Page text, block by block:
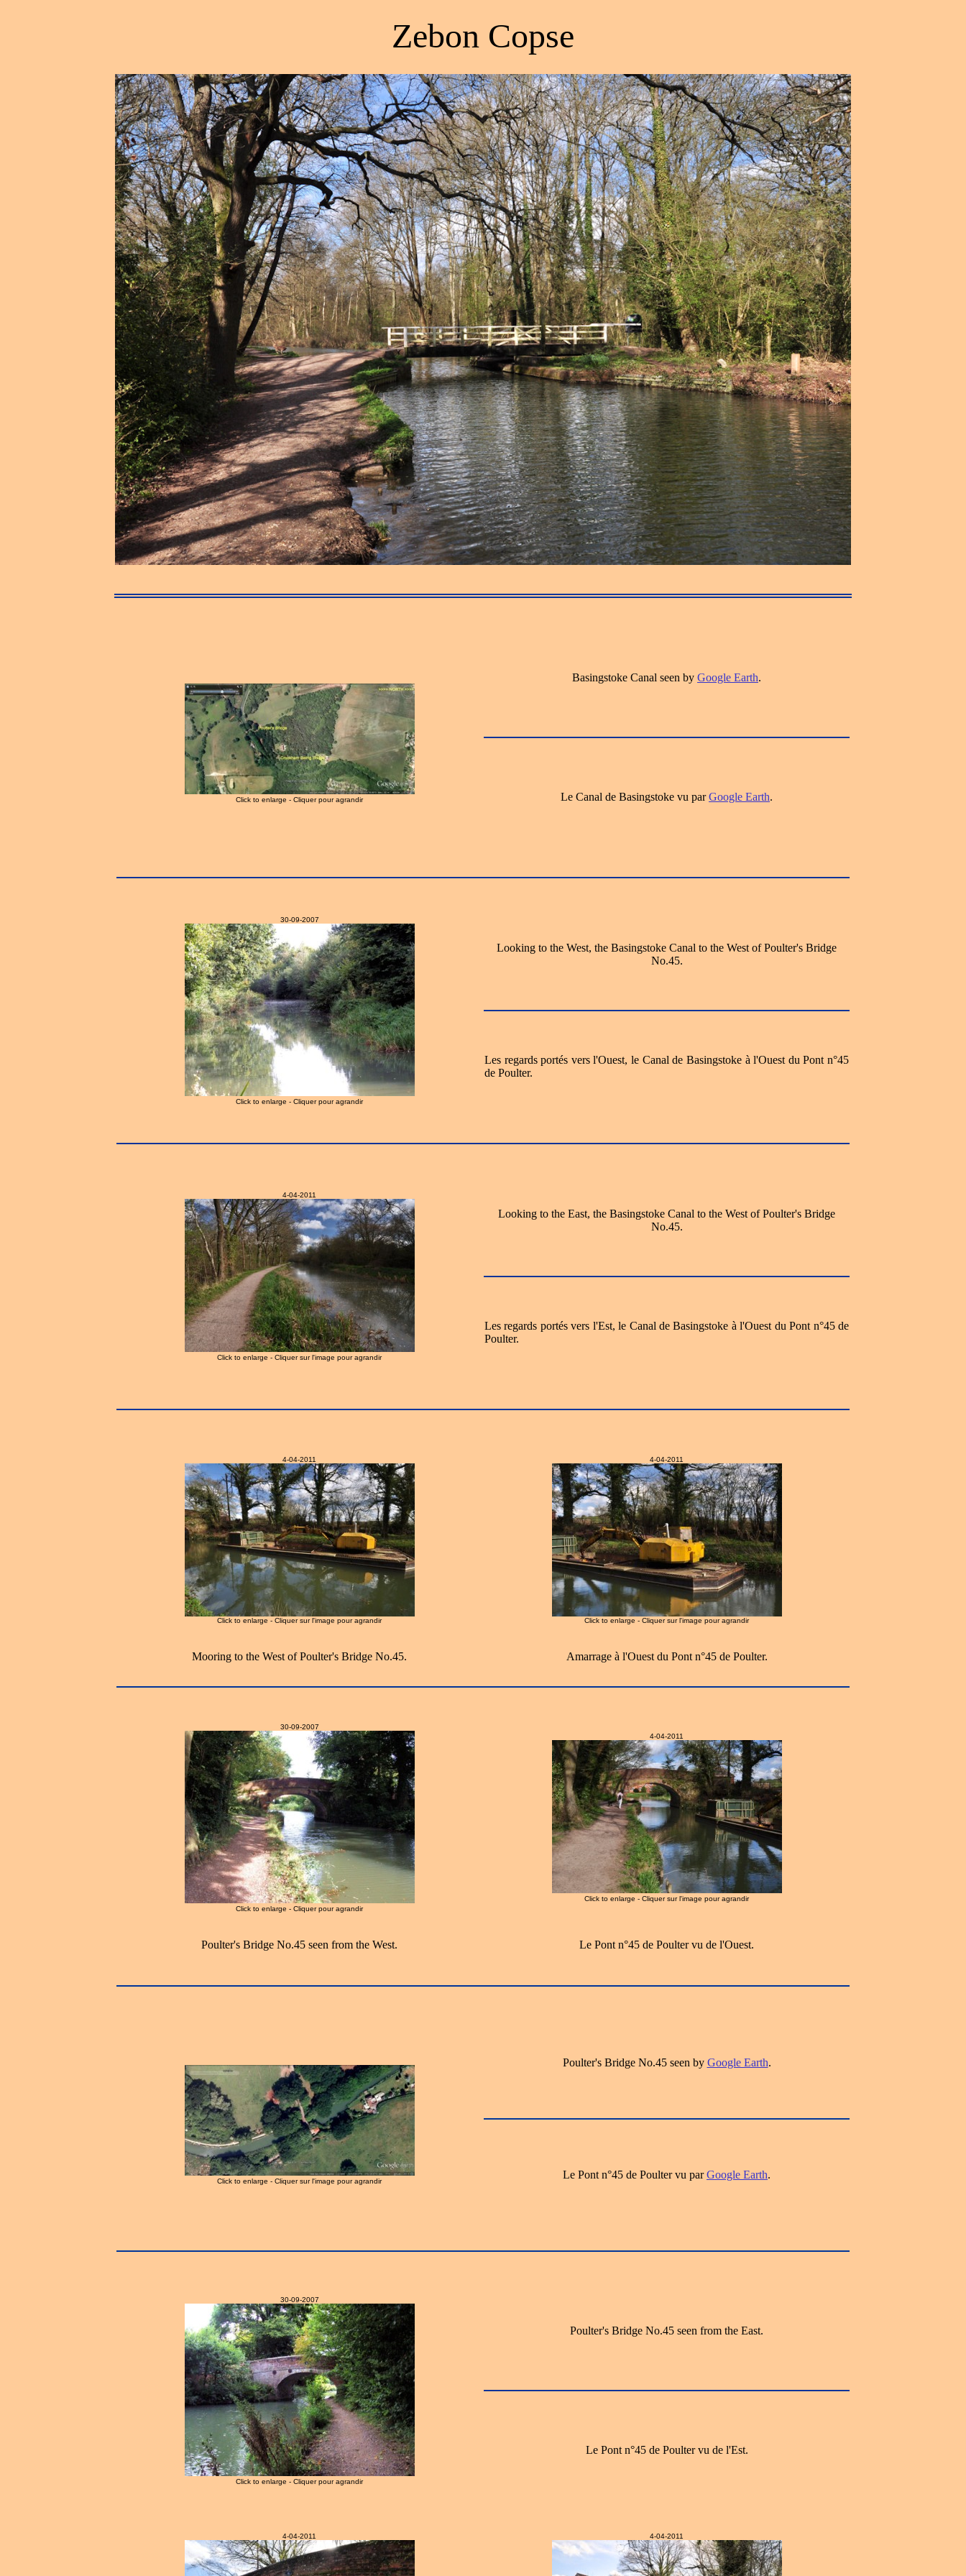
Zebon Copse
Click to enlarge - Cliquer pour agrandir
Basingstoke Canal seen by Google Earth.
Le Canal de Basingstoke vu parGoogle Earth.
30-09-2007
Click to enlarge - Cliquer pour agrandir
Looking to the West, the Basingstoke Canal to the West of Poulter's Bridge
No.45.
Les regards portés vers l'Ouest, le Canal de Basingstoke à l'Ouest du Pont n°45
de Poulter.
4-04-2011
Click to enlarge - Cliquer sur l'image pour agrandir
Looking to the East, the Basingstoke Canal to the West of Poulter's Bridge
No.45.
Les regards portés vers l'Est, le Canal de Basingstoke à l'Ouest du Pont n°45 de
Poulter.
4-04-2011
Click to enlarge - Cliquer sur l'image pour agrandir
4-04-2011
Click to enlarge - Cliquer sur l'image pour agrandir
Mooring to the West of Poulter's Bridge No.45. Amarrage à l'Ouest du Pont n°45 de Poulter.
30-09-2007
Click to enlarge - Cliquer pour agrandir
4-04-2011
Click to enlarge - Cliquer sur l'image pour agrandir
Poulter's Bridge No.45 seen from the West. Le Pont n°45 de Poulter vu de l'Ouest.
Click to enlarge - Cliquer sur l'image pour agrandir
Poulter's Bridge No.45 seen by Google Earth.
Le Pont n°45 de Poulter vu parGoogle Earth.
30-09-2007
Click to enlarge - Cliquer pour agrandir
Poulter's Bridge No.45 seen from the East.
Le Pont n°45 de Poulter vu de l'Est.
4-04-2011 4-04-2011